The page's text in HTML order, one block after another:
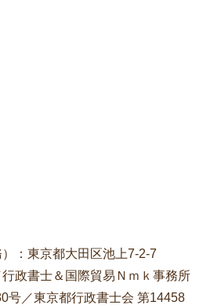
：東京都大田区池上7-2-7
政書士＆国際貿易Ｎｍｋ事務所
号／東京都行政書士会 第14458